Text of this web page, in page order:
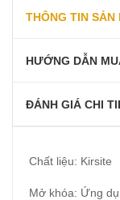
THÔNG TIN SẢN
HƯỚNG DẪN
ĐÁNH GIÁ CHI
Chất liệu: Kirsite
Mở khóa: Ứng